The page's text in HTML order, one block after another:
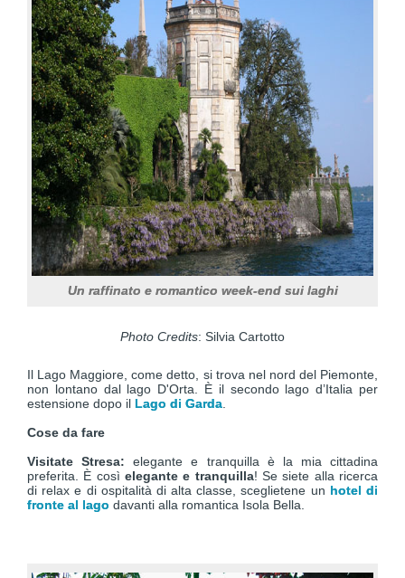
Un raffinato e romantico week-end sui laghi
Photo Credits: Silvia Cartotto
Il Lago Maggiore, come detto, si trova nel nord del Piemonte,
non lontano dal lago D'Orta. È il secondo lago d’Italia per
estensione dopo il Lago di Garda
Cose da fare
Visitate Stresa: elegante e tranquilla è la mia cittadina
preferita. È così elegante e tranquilla! Se siete alla ricerca
di relax e di ospitalità di alta classe, sceglietene un hotel di
fronte al lago davanti alla romantica Isola Bella.